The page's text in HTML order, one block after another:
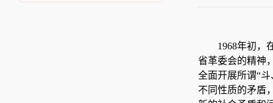
1968年初，
省革委会的精神
全面开展所谓“
不同性质的矛盾